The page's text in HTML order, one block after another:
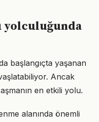
yolculuğunda
başlangıçta yaşanan
Ancak
en etkili yolu.
alanında önemli